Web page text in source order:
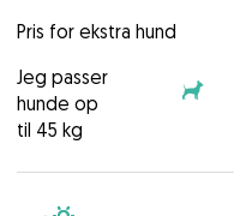
Pris for ekstra hund
Jeg passer
hunde op
til 45 kg